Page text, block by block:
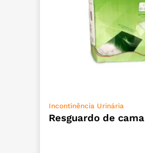
ADICIONAR
Incontinência Urinária
Resguardo de cama